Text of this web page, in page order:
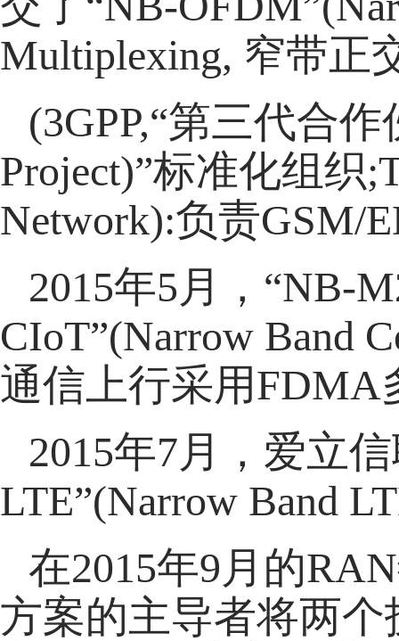
Multiplexing, 窄带正
(3GPP,“第三代合作
Project)”标准化组织
Network):负责GSM/
2015年5月，“NB-
CIoT”(Narrow Band
通信上行采用FDMA
2015年7月，爱立
LTE”(Narrow Band
在2015年9月的
方案的主导者将两个